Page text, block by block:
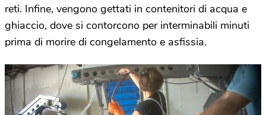
reti. Infine, vengono gettati in contenitori di acqua e
ghiaccio, dove si contorcono per interminabili minuti
prima di morire di congelamento e asfissia.